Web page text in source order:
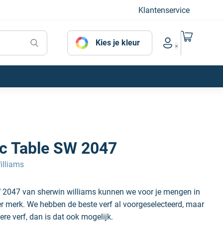
Klantenservice
Kies je kleur
Account menu
Naar mijn
Table SW 2047
2047 van sherwin williams kunnen we voor je mengen in
merk. We hebben de beste verf al voorgeselecteerd, maar
verf, dan is dat ook mogelijk.